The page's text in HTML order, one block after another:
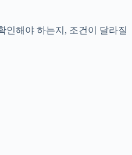
인해야 하는지, 조건이 달라질